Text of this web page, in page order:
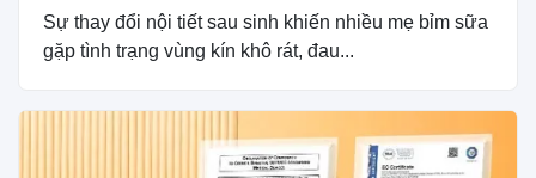
Sự thay đổi nội tiết sau sinh khiến nhiều mẹ bỉm sữa
gặp tình trạng vùng kín khô rát, đau...